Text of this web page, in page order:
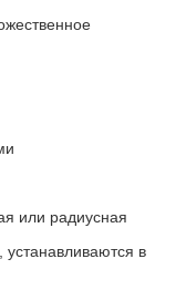
или радиусная
в